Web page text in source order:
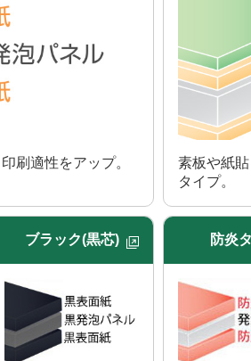
刷適性をアップ。
素板や紙
タイプ。
ブラック(黒芯) 防炎